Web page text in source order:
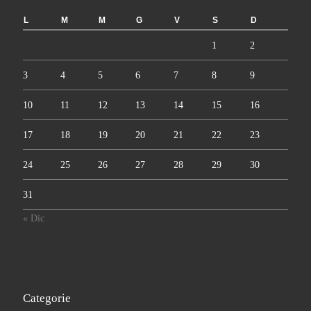
L M M G V S D
1 2
3 4 5 6 7 8 9
10 11 12 13 14 15 16
17 18 19 20 21 22 23
24 25 26 27 28 29 30
31
« Dic
Categorie